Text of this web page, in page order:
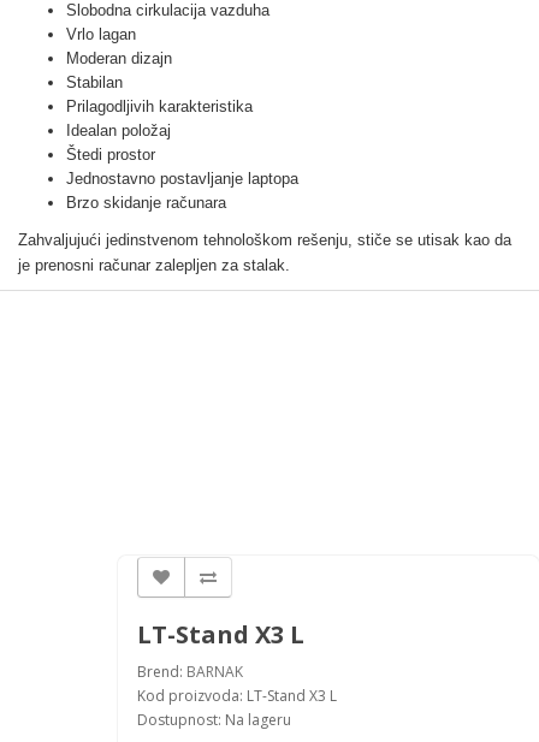
Slobodna cirkulacija vazduha
Vrlo lagan
Moderan dizajn
Stabilan
Prilagodljivih karakteristika
Idealan položaj
Štedi prostor
Jednostavno postavljanje laptopa
Brzo skidanje računara
Zahvaljujući jedinstvenom tehnološkom rešenju, stiče se utisak kao da
je prenosni računar zalepljen za stalak.
LT-Stand X3 L
Brend: BARNAK
Kod proizvoda: LT-Stand X3 L
Dostupnost: Na lageru